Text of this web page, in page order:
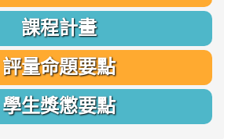
課程計畫
評量命題要點
學生獎懲要點